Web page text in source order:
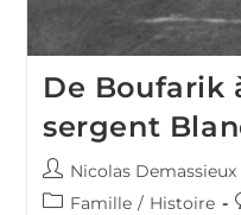
De Boufarik
sergent
Auteur/autrice
de
Nicolas Demassieux
PostFamille / Histoire